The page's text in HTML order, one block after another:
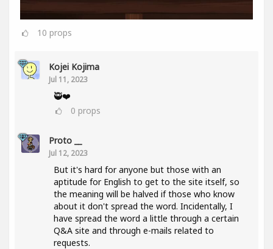
10 props
Kojei Kojima
Jul 11, 2023
🥷❤️
0 props
Proto __
Jul 12, 2023
But it's hard for anyone but those with an
aptitude for English to get to the site itself, so
the meaning will be halved if those who know
about it don't spread the word. Incidentally, I
have spread the word a little through a certain
Q&A site and through e-mails related to
requests.